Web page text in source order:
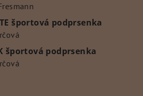
je 5 z 5 hviezdičiek.
športová podprsenka
je 5 z 5 hviezdičiek.
športová podprsenka
je 5 z 5 hviezdičiek.